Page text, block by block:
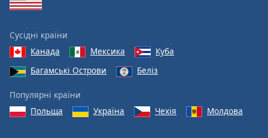
Сусідні країни
Канада
Мексика
Куба
Багамські Острови
Беліз
Популярні країни
Польща
Україна Чехія Молдова